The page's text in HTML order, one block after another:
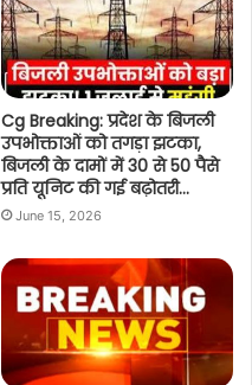
Cg Breaking: प्रदेश के बिजली
उपभोक्ताओं को तगड़ा झटका,
बिजली के दामों में 30 से 50 पैसे
प्रति यूनिट की गई बढ़ोतरी…
June 15, 2026